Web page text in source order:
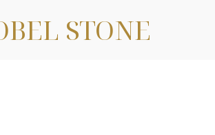
STONE